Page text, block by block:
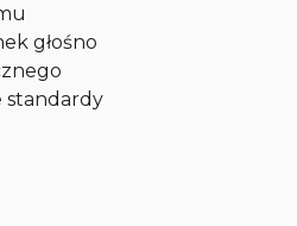
głośno
standardy